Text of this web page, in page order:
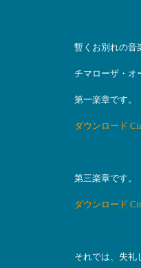
暫くお別れの音
チマローザ・オ
第一楽章です。
ダウンロード
第三楽章です。
ダウンロード
それでは、失礼